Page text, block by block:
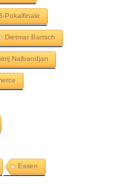
Pokalfinale
Dietmar Bartsch
Nalbandjan
Essen